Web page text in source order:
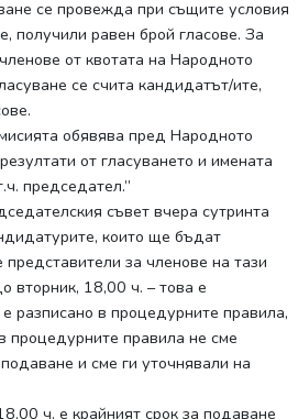
се провежда при същите условия
получили равен брой гласове. За
от квотата на Народното
се счита кандидатът/ите,
обявява пред Народното
от гласуването и имената
председател.”
съвет вчера сутринта
които ще бъдат
за членове на тази
вторник, 18,00 ч. – това е
разписано в процедурните правила,
процедурните правила не сме
и сме ги уточнявали на
ч. е крайният срок за подаване